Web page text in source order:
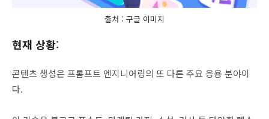
출처 : 구글 이미지
현재 상황:
콘텐츠 생성은 프롬프트 엔지니어링의 또 다른 주요 응용 분야이
다.